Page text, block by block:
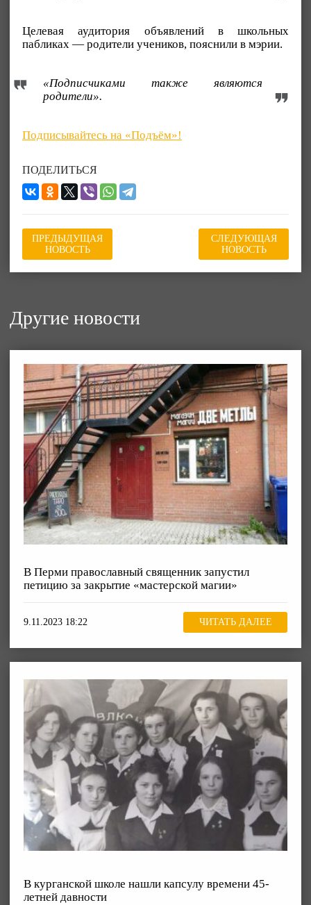
Целевая аудитория объявлений в школьных
пабликах — родители учеников, пояснили в мэрии.
«Подписчиками также являются
родители».
Подписывайтесь на «Подъём»!
ПОДЕЛИТЬСЯ
ПРЕДЫДУЩАЯ
НОВОСТЬ
СЛЕДУЮЩАЯ
НОВОСТЬ
Другие новости
В Перми православный священник запустил
петицию за закрытие «мастерской магии»
9.11.2023 18:22 ЧИТАТЬ ДАЛЕЕ
В курганской школе нашли капсулу времени 45-
летней давности